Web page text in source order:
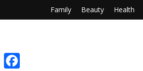
Family Beauty Health